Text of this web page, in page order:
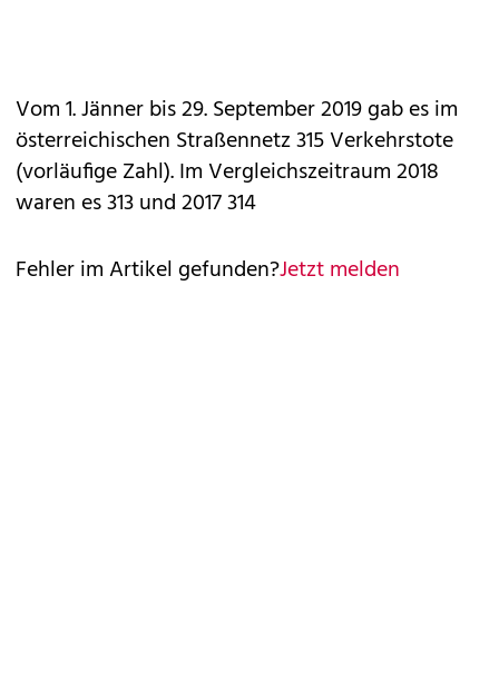
Vom 1. Jänner bis 29. September 2019 gab es im
österreichischen Straßennetz 315 Verkehrstote
(vorläufige Zahl). Im Vergleichszeitraum 2018
waren es 313 und 2017 314
Fehler im Artikel gefunden?Jetzt melden